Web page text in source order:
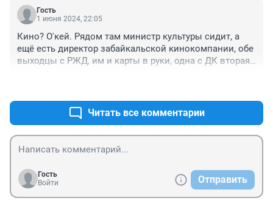
Гость
1 июня 2024, 22:05
Кино? О'кей. Рядом там министр культуры сидит, а
ещё есть директор забайкальской кинокомпании, обе
выходцы с РЖД, им и карты в руки, одна с ДК вторая
а он знает кого назначает, они киноиндустрию
поднимут разовьют по роду своей службы, они
просто обязаны это сделать, одна в культуре
командир вторая в кинокомпании, поэтому все
отлично, с них и спрос
Читать все комментарии
Гость
Войти
Отправить